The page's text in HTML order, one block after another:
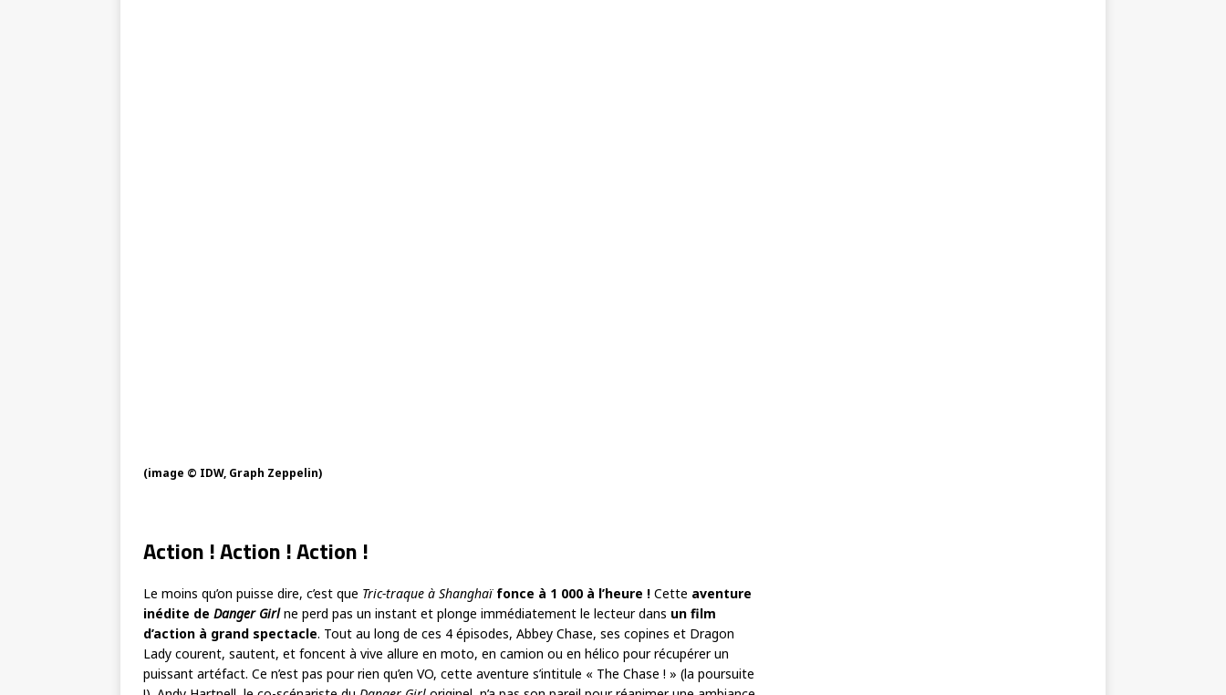
(image © IDW, Graph Zeppelin)
Action ! Action ! Action !
Le moins qu’on puisse dire, c’est que Tric-traque à Shanghaï fonce à 1 000 à l’heure ! Cette aventure
inédite de Danger Girlne perd pas un instant et plonge immédiatement le lecteur dans un film
d’action à grand spectacle. Tout au long de ces 4 épisodes, Abbey Chase, ses copines et Dragon
Lady courent, sautent, et foncent à vive allure en moto, en camion ou en hélico pour récupérer un
puissant artéfact. Ce n’est pas pour rien qu’en VO, cette aventure s’intitule « The Chase ! » (la poursuite